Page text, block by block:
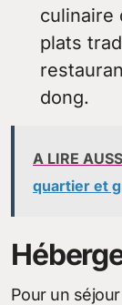
culinaire
plats
dong.
A LIRE
quartier et
Pour un